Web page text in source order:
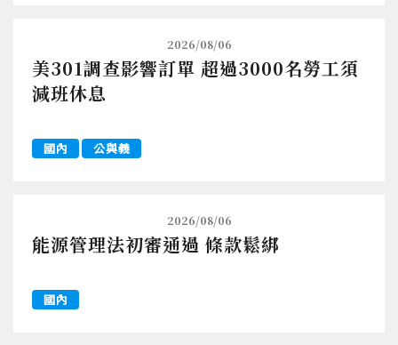
2026/08/06
美301調查影響訂單 超過3000名勞工須
減班休息
國內 公與義
2026/08/06
能源管理法初審通過 條款鬆綁
國內